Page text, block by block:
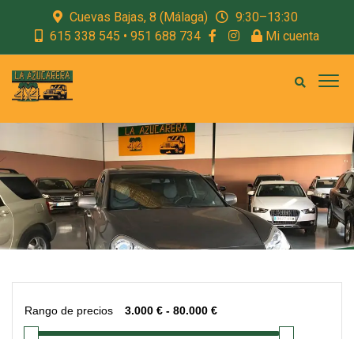
Cuevas Bajas, 8 (Málaga)
9:30–13:30
615 338 545 • 951 688 734
Mi cuenta
Rango de precios